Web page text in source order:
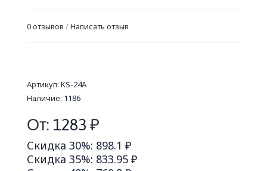
0 отзывов /Написать отзыв
Артикул: KS-24A
Наличие: 1186
От: 1283 ₽
Скидка 30%: 898.1 ₽
Скидка 35%: 833.95 ₽